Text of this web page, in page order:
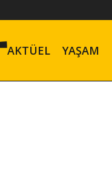
AKTÜEL YAŞAM